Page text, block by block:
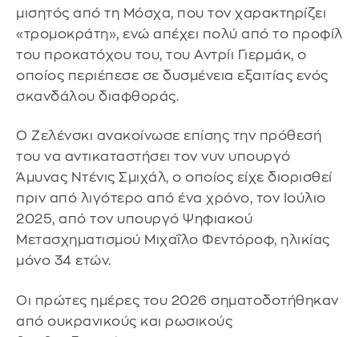
μισητός από τη Μόσχα, που τον χαρακτηρίζει
«τρομοκράτη», ενώ απέχει πολύ από το προφίλ
του προκατόχου του, του Αντρίι Γιερμάκ, ο
οποίος περιέπεσε σε δυσμένεια εξαιτίας ενός
σκανδάλου διαφθοράς.
Ο Ζελένσκι ανακοίνωσε επίσης την πρόθεσή
του να αντικαταστήσει τον νυν υπουργό
Άμυνας Ντένις Σμιχάλ, ο οποίος είχε διορισθεί
πριν από λιγότερο από ένα χρόνο, τον Ιούλιο
2025, από τον υπουργό Ψηφιακού
Μετασχηματισμού Μιχαΐλο Φεντόροφ, ηλικίας
μόνο 34 ετών.
Οι πρώτες ημέρες του 2026 σηματοδοτήθηκαν
από ουκρανικούς και ρωσικούς